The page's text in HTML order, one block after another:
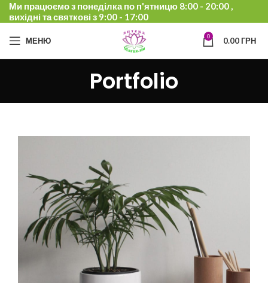
Ми працюємо з понеділка по п'ятницю 8:00 - 20:00 ,
вихідні та святкові з 9:00 - 17:00
МЕНЮ 0 0.00ГРН
Portfolio